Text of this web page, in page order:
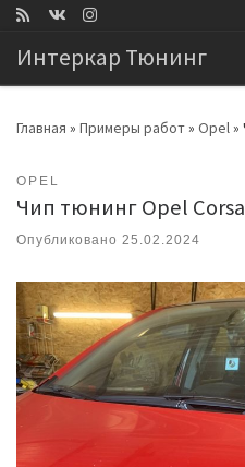
Интеркар Тюнинг
Главная » Примеры работ» Opel»
OPEL
Чип тюнинг Opel Corsa
Опубликовано 25.02.2024